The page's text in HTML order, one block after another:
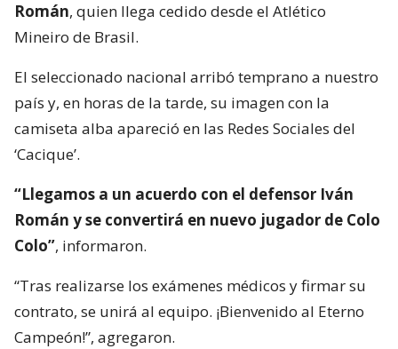
Román, quien llega cedido desde el Atlético
Mineiro de Brasil.
El seleccionado nacional arribó temprano a nuestro
país y, en horas de la tarde, su imagen con la
camiseta alba apareció en las Redes Sociales del
‘Cacique’.
“Llegamos a un acuerdo con el defensor Iván
Román y se convertirá en nuevo jugador de Colo
Colo”, informaron.
“Tras realizarse los exámenes médicos y firmar su
contrato, se unirá al equipo. ¡Bienvenido al Eterno
Campeón!”, agregaron.